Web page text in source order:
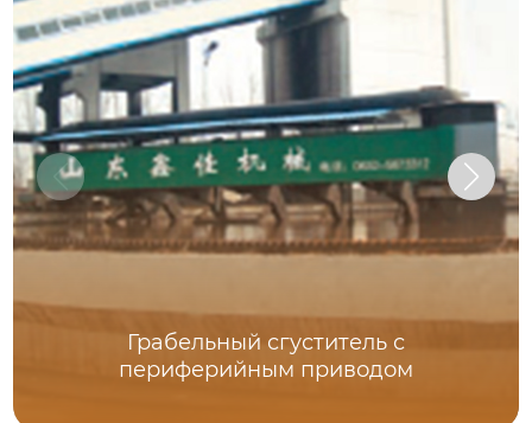
Грабельный сгуститель с
периферийным приводом